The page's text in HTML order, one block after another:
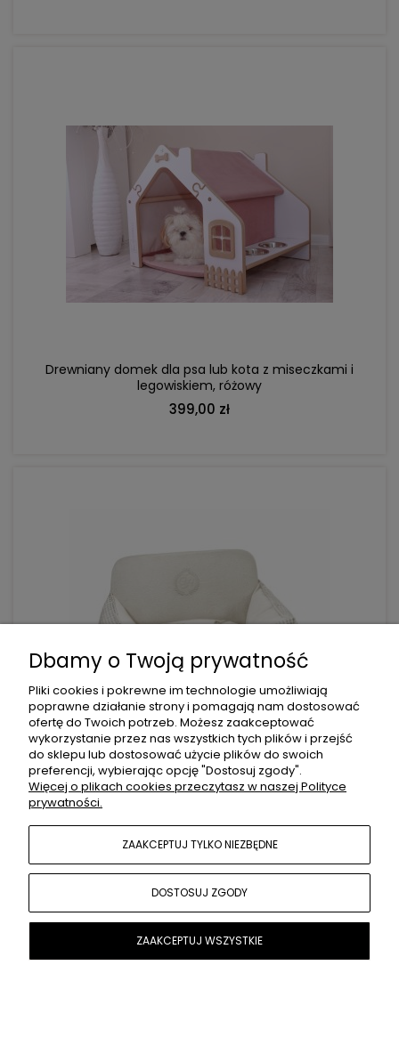
Drewniany domek dla psa lub kota z miseczkami i
legowiskiem, różowy
399,00 zł
DO KOSZYKA
Fotelik dla psa do samochodu Berlin, ecru
510,00 zł
Dbamy o Twoją prywatność
Pliki cookies i pokrewne im technologie umożliwiają
poprawne działanie strony i pomagają nam dostosować
ofertę do Twoich potrzeb. Możesz zaakceptować
wykorzystanie przez nas wszystkich tych plików i przejść
do sklepu lub dostosować użycie plików do swoich
preferencji, wybierając opcję "Dostosuj zgody".
Więcej o plikach cookies przeczytasz w naszej Polityce
prywatności.
ZAAKCEPTUJ TYLKO NIEZBĘDNE
DOSTOSUJ ZGODY
ZAAKCEPTUJ WSZYSTKIE